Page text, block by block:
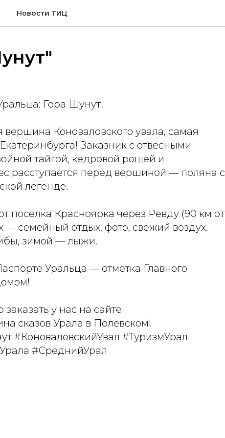
Новости ТИЦ
Гора Шунут!
Коноваловского увала, самая
Заказник с отвесными
тайгой, кедровой рощей и
расступается перед вершиной — поляна с
легенде.
посёлка Красноярка через Ревду (90 км от
— семейный отдых, фото, свежий воздух.
зимой — лыжи.
Уральца — отметка Главного
у нас на сайте
сказов Урала в Полевском!
#КоноваловскийУвал #ТуризмУрал
#СреднийУрал